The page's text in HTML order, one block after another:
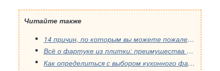
Читайте также
14 причин, по которым вы можете пожалеть о выборе кухонного фартука: распространенные ошибки, которые стоит избегать.
Всё о фартуке из плитки: преимущества и недостатки для вашей кухни
Как определиться с выбором кухонного фартука, учитывая дизайн квартиры